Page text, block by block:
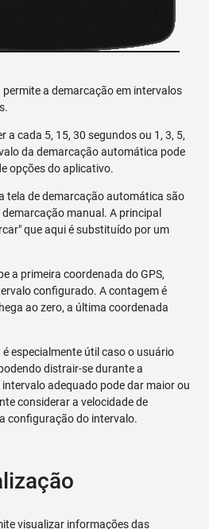
a demarcação em intervalos
a cada 5, 15, 30 segundos ou 1, 3, 5,
da demarcação automática pode
opções do aplicativo.
tela de demarcação automática são
manual. A principal
que aqui é substituído por um
a primeira coordenada do GPS,
configurado. A contagem é
ao zero, a última coordenada
especialmente útil caso o usuário
distrair-se durante a
adequado pode dar maior ou
considerar a velocidade de
configuração do intervalo.
visualizar informações das